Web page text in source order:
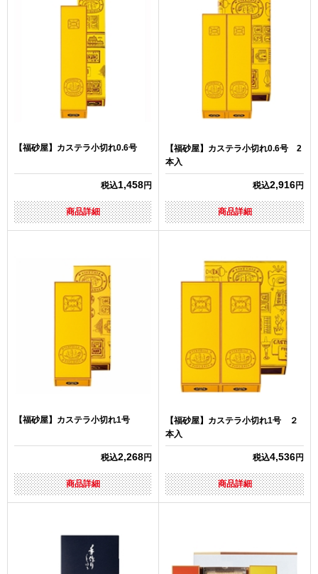
【福砂屋】カステラ小切れ0.6号
税込1,458円
商品詳細
【福砂屋】カステラ小切れ0.6号 2
本入
税込2,916円
商品詳細
【福砂屋】カステラ小切れ1号
税込2,268円
商品詳細
【福砂屋】カステラ小切れ1号 ２
本入
税込4,536円
商品詳細